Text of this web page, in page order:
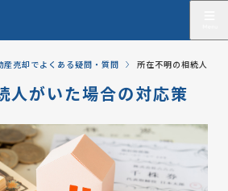
産売却でよくある疑問・質問 所在不明の相続人が
人がいた場合の対応策